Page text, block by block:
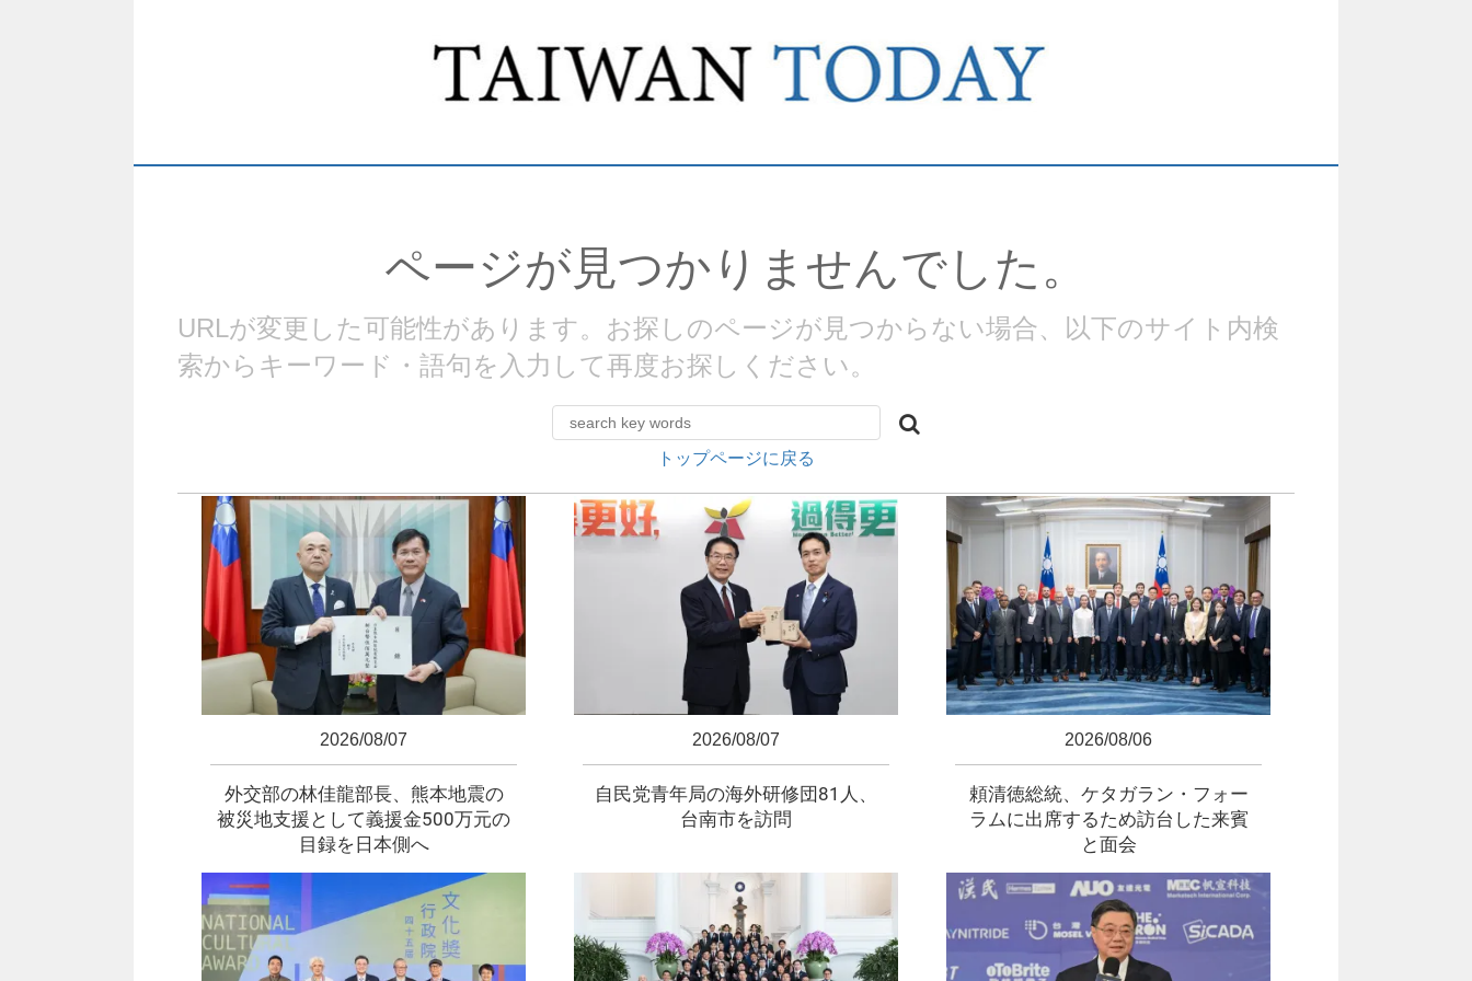
ページが見つかりませんでした。
URLが変更した可能性があります。お探しのページが見つからない場合、以下のサイト内検
索からキーワード・語句を入力して再度お探しください。
トップページに戻る
2026/08/07
外交部の林佳龍部長、熊本地震の
被災地支援として義援金500万元の
目録を日本側へ
2026/08/07
自民党青年局の海外研修団81人、
台南市を訪問
2026/08/06
頼清徳総統、ケタガラン・フォー
ラムに出席するため訪台した来賓
と面会